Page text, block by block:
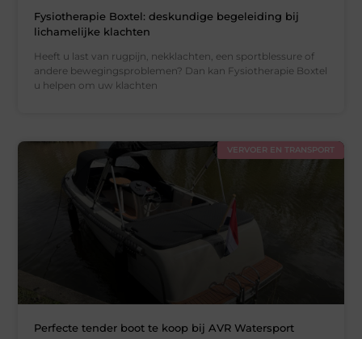
Fysiotherapie Boxtel: deskundige begeleiding bij
lichamelijke klachten
Heeft u last van rugpijn, nekklachten, een sportblessure of
andere bewegingsproblemen? Dan kan Fysiotherapie Boxtel
u helpen om uw klachten
VERVOER EN TRANSPORT
Perfecte tender boot te koop bij AVR Watersport